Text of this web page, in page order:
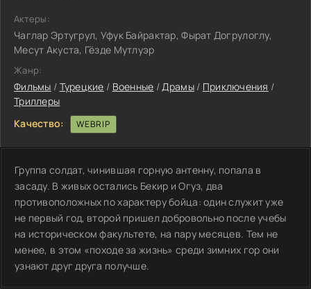
Актеры:
Чаглар Эртугрул, Уфук Байрактар, Фырат Догрулоглу,
Месут Акуста, Гёзде Мутлуэр
Жанр:
Фильмы / Турецкие / Военные /Драмы/ Приключения /
Триллеры
Качество:
WEBRIP
Группа солдат, чинившая горную антенну, попала в
засаду. В живых остались Бекир и Огуз, два
противоположных по характеру бойца: один служит уже
не первый год, второй пришел добровольно после учебы
на историческом факультете, на пару месяцев. Тем не
менее, в этом «походе за жизнь» среди зимних гор они
узнают друг друга получше.